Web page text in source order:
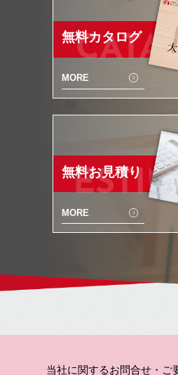
無料カタログ
MORE
無料お見積り
MORE
当社に関するお問合せ・ご